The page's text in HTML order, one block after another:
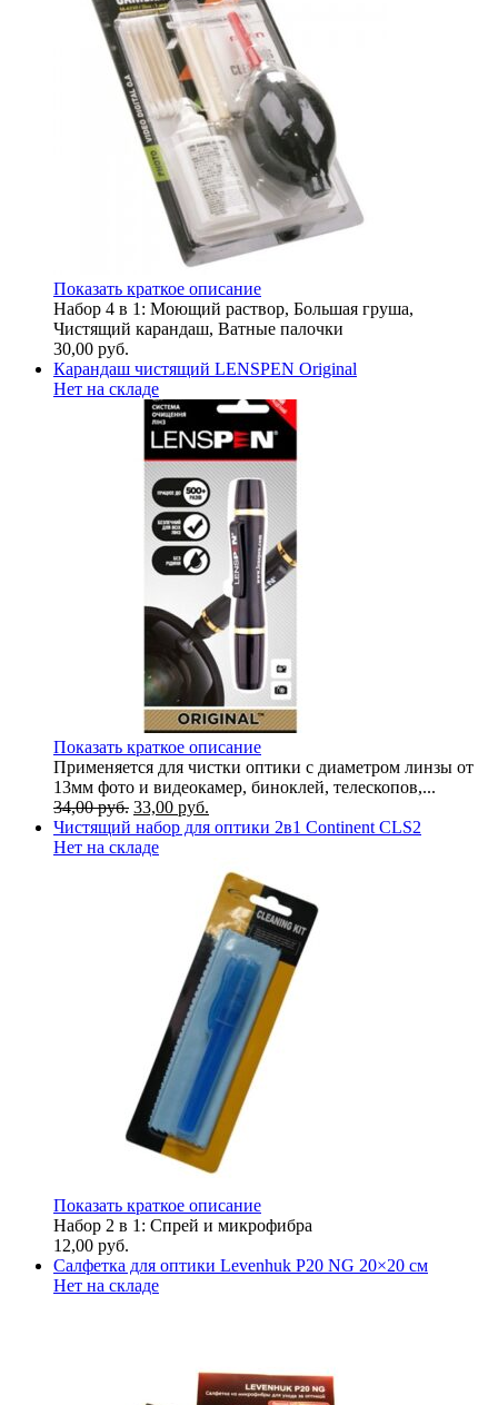
Показать краткое описание
Набор 4 в 1: Моющий раствор, Большая груша,
Чистящий карандаш, Ватные палочки
30,00 руб.
Карандаш чистящий LENSPEN Original
Нет на складе
Показать краткое описание
Применяется для чистки оптики с диаметром линзы от
13мм фото и видеокамер, биноклей, телескопов,...
34,00руб. 33,00 руб.
Чистящий набор для оптики 2в1 Continent CLS2
Нет на складе
Показать краткое описание
Набор 2 в 1: Спрей и микрофибра
12,00 руб.
Салфетка для оптики Levenhuk P20 NG 20×20 см
Нет на складе